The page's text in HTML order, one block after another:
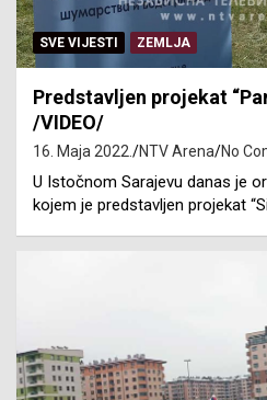
SVE VIJESTI ZEMLJA
Predstavljen projekat
/VIDEO/
16. Maja 2022. NTV Arena No
U Istočnom Sarajevu danas je
kojem je predstavljen projekat